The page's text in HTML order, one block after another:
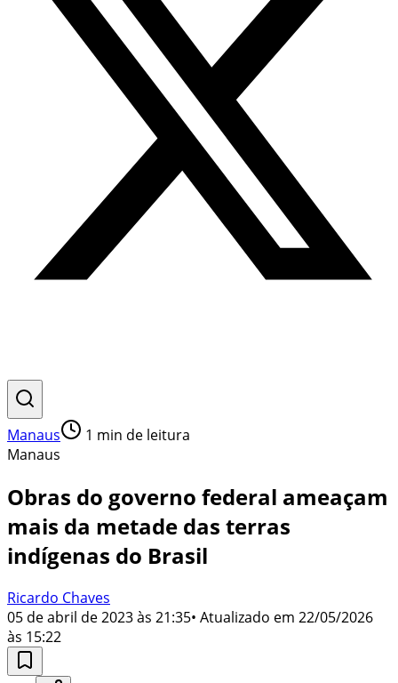
Manaus 1 min de leitura
Manaus
Obras do governo federal ameaçam
mais da metade das terras
indígenas do Brasil
Ricardo Chaves
05 de abril de 2023 às 21:35• Atualizado em 22/05/2026
às 15:22